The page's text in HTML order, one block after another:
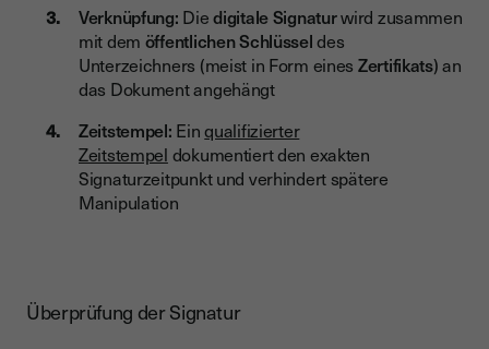
Verknüpfung: Diedigitale Signaturwird zusammen
mit dem öffentlichen Schlüsseldes
Unterzeichners (meist in Form eines Zertifikats) an
das Dokument angehängt
Zeitstempel: Einqualifizierter
Zeitstempel dokumentiert den exakten
Signaturzeitpunkt und verhindert spätere
Manipulation
Überprüfung der Signatur